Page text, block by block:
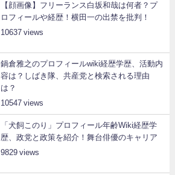
【顔画像】フリーランス白坂和哉は何者？プ
ロフィールや経歴！横田一の出禁を批判！
10637
鍋倉雅之のプロフィールwiki経歴学歴、活動内
容は？しばき隊、共産党と検索される理由
は？
10547
「犬飼このり」プロフィール年齢Wiki経歴学
歴、政党と政策を紹介！舞台俳優のキャリア
9829